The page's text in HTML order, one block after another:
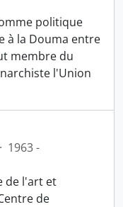
politique
à la Douma entre
membre du
l'Union
· 1963 -
de l'art et
de